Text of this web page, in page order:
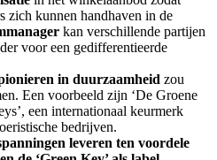
zich kunnen handhaven in de
kan verschillende partijen
voor een gedifferentieerde
in duurzaamheid zou
Een voorbeeld zijn ‘De Groene
een internationaal keurmerk
bedrijven.
leveren ten voordele